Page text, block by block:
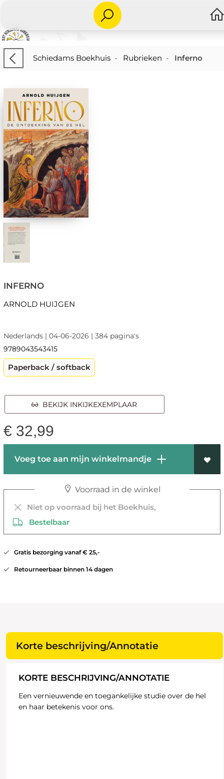
Schiedams Boekhuis- Rubrieken - Inferno
INFERNO
ARNOLD HUIJGEN
Nederlands | 04-06-2026 | 384 pagina's
9789043543415
Paperback / softback
BEKIJK INKIJKEXEMPLAAR
€ 32,99
Voeg toe aan mijn winkelmandje
Voorraad in de winkel
Niet op voorraad bij het Boekhuis,
Bestelbaar
Gratis bezorging vanaf € 25,-
Retourneerbaar binnen 14 dagen
Korte beschrijving/Annotatie
KORTE BESCHRIJVING/ANNOTATIE
Een vernieuwende en toegankelijke studie over de hel
en haar betekenis voor ons.